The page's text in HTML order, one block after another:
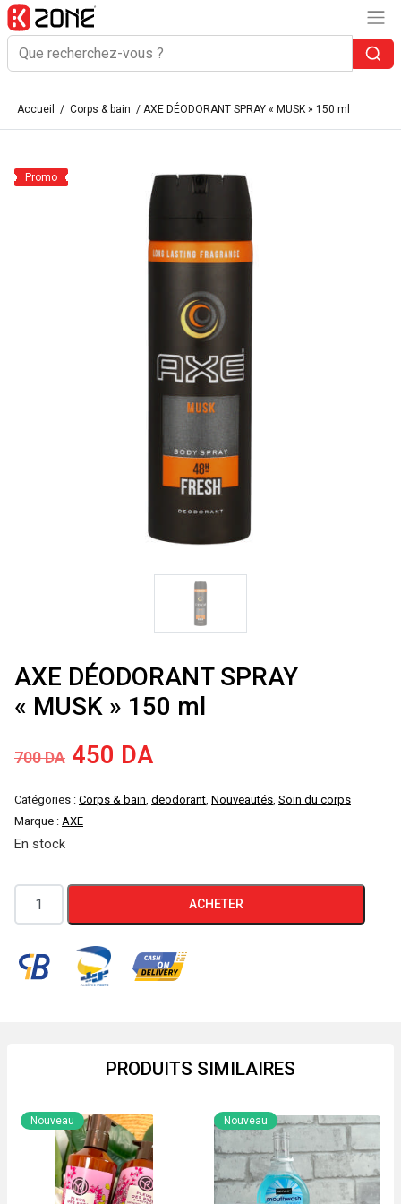
Accueil / Corps & bain / AXE DÉODORANT SPRAY « MUSK » 150 ml
Promo
AXE DÉODORANT SPRAY
« MUSK » 150 ml
700DA Le
prix
initial
était :
700 DA.
450 DALe
prix
est :
450 DA.
Catégories : Corps & bain, deodorant, Nouveautés, Soin du corps
Marque : AXE
En stock
quantité
de
DÉODORANT
ACHETER
PRODUITS SIMILAIRES
Nouveau Nouveau